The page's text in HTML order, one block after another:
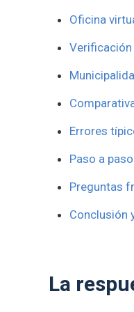
Oficina
Errores
Paso a
Preguntas
Conclusión
La